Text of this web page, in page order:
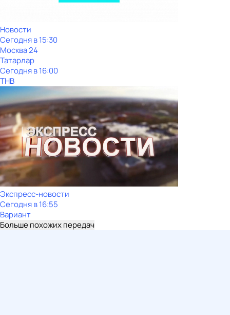
Новости
Сегодня в 15:30
Москва 24
Татарлар
Сегодня в 16:00
ТНВ
Экспресс-новости
Сегодня в 16:55
Вариант
Больше похожих передач